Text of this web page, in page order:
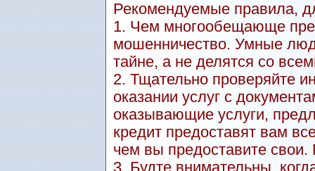
Рекомендуемые правила,
1. Чем многообещающе
мошенничество. Умные
тайне, а не делятся со
2. Тщательно проверяйте
оказании услуг с
оказывающие услуги,
кредит предоставят вам
чем вы предоставите
3. Будте внимательны,